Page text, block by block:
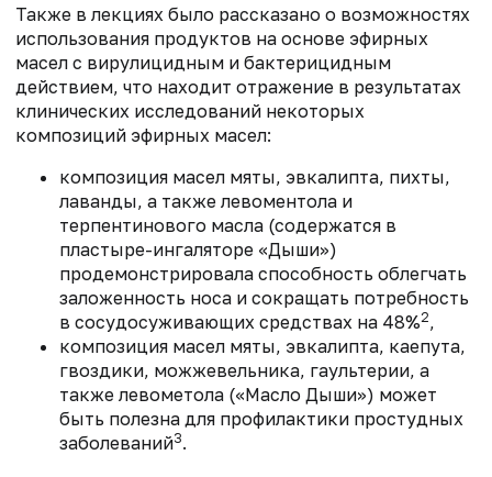
Также в лекциях было рассказано о возможностях
использования продуктов на основе эфирных
масел с вирулицидным и бактерицидным
действием, что находит отражение в результатах
клинических исследований некоторых
композиций эфирных масел:
композиция масел мяты, эвкалипта, пихты,
лаванды, а также левоментола и
терпентинового масла (содержатся в
пластыре-ингаляторе «Дыши»)
продемонстрировала способность облегчать
заложенность носа и сокращать потребность
в сосудосуживающих средствах на 48%2,
композиция масел мяты, эвкалипта, каепута,
гвоздики, можжевельника, гаультерии, а
также левометола («Масло Дыши») может
быть полезна для профилактики простудных
заболеваний3.